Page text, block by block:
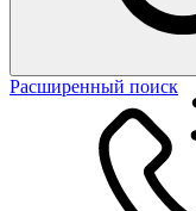
Расширенный поиск